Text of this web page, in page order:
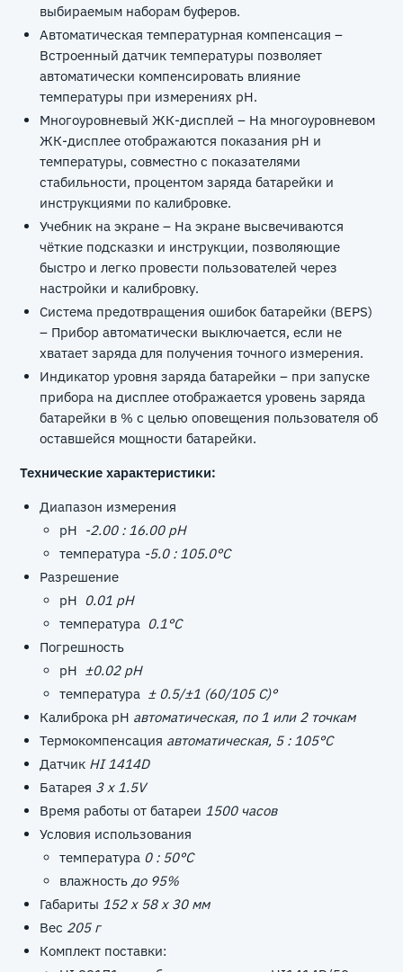
выбираемым наборам буферов.
Автоматическая температурная компенсация –
Встроенный датчик температуры позволяет
автоматически компенсировать влияние
температуры при измерениях рН.
Многоуровневый ЖК-дисплей – На многоуровневом
ЖК-дисплее отображаются показания рН и
температуры, совместно с показателями
стабильности, процентом заряда батарейки и
инструкциями по калибровке.
Учебник на экране – На экране высвечиваются
чёткие подсказки и инструкции, позволяющие
быстро и легко провести пользователей через
настройки и калибровку.
Система предотвращения ошибок батарейки (BEPS)
– Прибор автоматически выключается, если не
хватает заряда для получения точного измерения.
Индикатор уровня заряда батарейки – при запуске
прибора на дисплее отображается уровень заряда
батарейки в % с целью оповещения пользователя об
оставшейся мощности батарейки.
Технические характеристики:
Диапазон измерения
pH -2.00 : 16.00 pH
температура -5.0 : 105.0°C
Разрешение
pH 0.01 pH
температура 0.1°C
Погрешность
pH ±0.02 pH
температура ± 0.5/±1 (60/105 С)°
Калиброка pH автоматическая, по 1 или 2 точкам
Термокомпенсация автоматическая, 5 : 105°C
Датчик HI 1414D
Батарея 3 x 1.5V
Время работы от батареи 1500 часов
Условия использования
температура 0 : 50°C
влажность до 95%
Габариты 152 x 58 x 30 мм
Вес 205 г
Комплект поставки: